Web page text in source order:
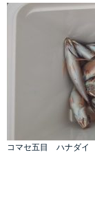
コマセ五目 ハナダ